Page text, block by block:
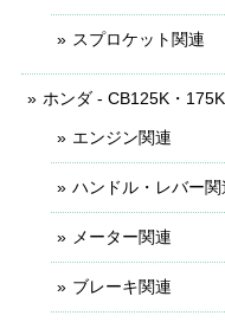
スプロケット関連
ホンダ - CB125K・
エンジン関連
ハンドル・レバー関
メーター関連
ブレーキ関連